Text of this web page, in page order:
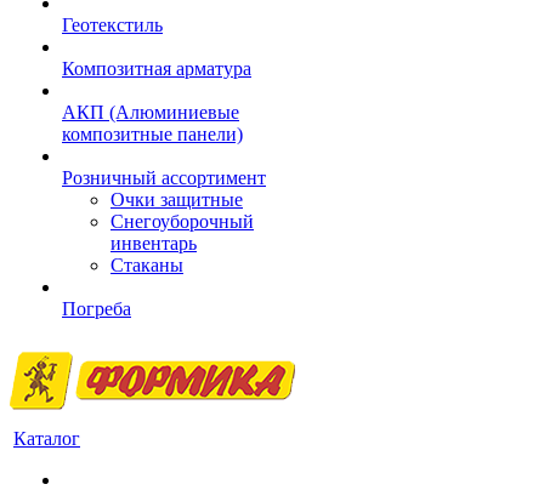
Геотекстиль
Композитная арматура
АКП (Алюминиевые
композитные панели)
Розничный ассортимент
Очки защитные
Снегоуборочный
инвентарь
Стаканы
Погреба
Каталог